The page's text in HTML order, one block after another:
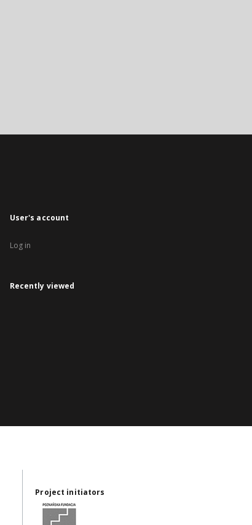
User's account
Log in
Recently viewed
Project initiators